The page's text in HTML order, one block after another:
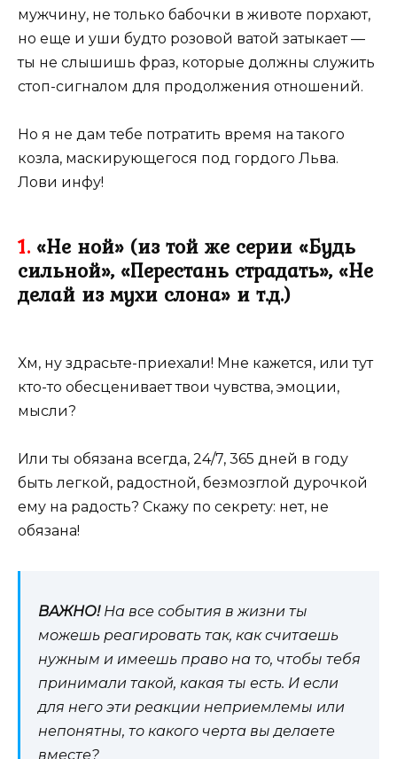
мужчину, не только бабочки в животе порхают,
но еще и уши будто розовой ватой затыкает —
ты не слышишь фраз, которые должны служить
стоп-сигналом для продолжения отношений.
Но я не дам тебе потратить время на такого
козла, маскирующегося под гордого Льва.
Лови инфу!
1. «Не ной» (из той же серии «Будь
сильной», «Перестань страдать», «Не
делай из мухи слона» и т.д.)
Хм, ну здрасьте-приехали! Мне кажется, или тут
кто-то обесценивает твои чувства, эмоции,
мысли?
Или ты обязана всегда, 24/7, 365 дней в году
быть легкой, радостной, безмозглой дурочкой
ему на радость? Скажу по секрету: нет, не
обязана!
ВАЖНО!На все события в жизни ты
можешь реагировать так, как считаешь
нужным и имеешь право на то, чтобы тебя
принимали такой, какая ты есть. И если
для него эти реакции неприемлемы или
непонятны, то какого черта вы делаете
вместе?